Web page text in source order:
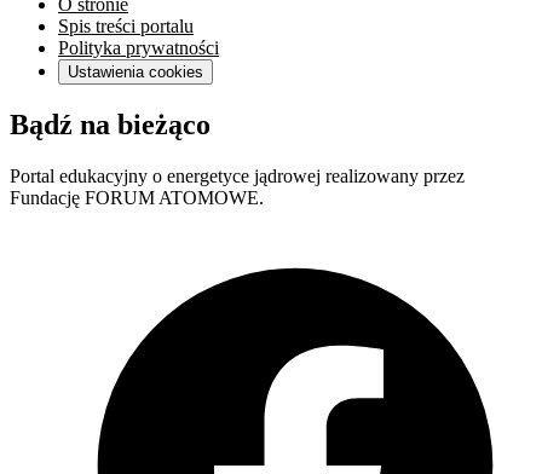
O stronie
Spis treści portalu
Polityka prywatności
Ustawienia cookies
Bądź na bieżąco
Portal edukacyjny o energetyce jądrowej realizowany przez
Fundację FORUM ATOMOWE.